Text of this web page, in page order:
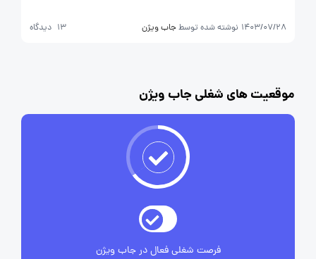
1403/07/28 نوشته شده توسط جاب ویژن 13 دیدگاه
موقعیت های شغلی جاب ویژن
فرصت شغلی فعال در جاب ویژن